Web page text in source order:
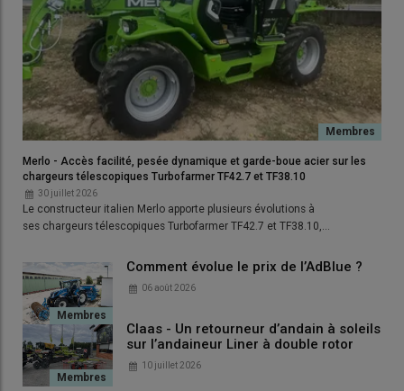
Merlo - Accès facilité, pesée dynamique et garde-boue acier sur les
chargeurs télescopiques Turbofarmer TF42.7 et TF38.10
30 juillet 2026
Le constructeur italien Merlo apporte plusieurs évolutions à
ses chargeurs télescopiques Turbofarmer TF42.7 et TF38.10,…
Comment évolue le prix de l’AdBlue ?
06 août 2026
Claas - Un retourneur d’andain à soleils
sur l’andaineur Liner à double rotor
10 juillet 2026